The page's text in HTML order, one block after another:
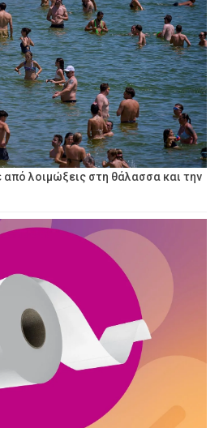
λοιμώξεις στη θάλασσα και την